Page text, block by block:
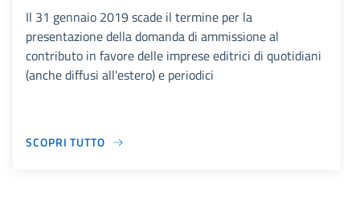
Il 31 gennaio 2019 scade il termine per la
presentazione della domanda di ammissione al
contributo in favore delle imprese editrici di quotidiani
(anche diffusi all'estero) e periodici
SCOPRI TUTTO